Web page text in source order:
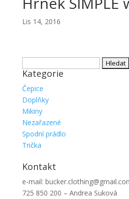
Lis 14, 2016
Kategorie
Čepice
Doplňky
Mikiny
Nezařazené
Spodní prádlo
Trička
Kontakt
e-mail:
725 850 200 – Andrea Suková